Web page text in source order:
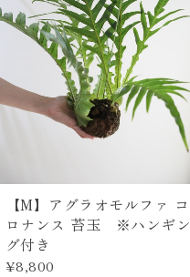
【M】アグラオモルファ コ
ロナンス 苔玉 ※ハンギン
グ付き
¥8,800